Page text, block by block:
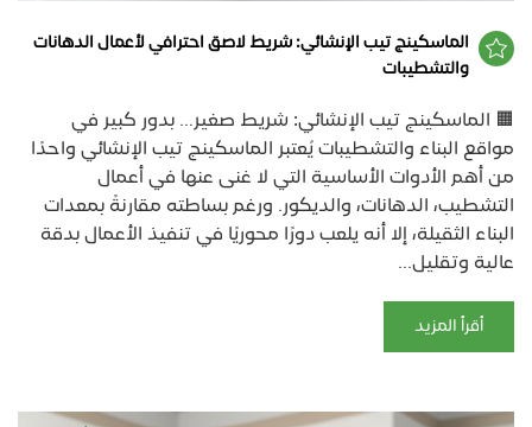
الماسكينج تيب الإنشائي: شريط لاصق احترافي لأعمال الدهانات
والتشطيبات
🟧 الماسكينج تيب الإنشائي: شريط صغير… بدور كبير في
مواقع البناء والتشطيبات يُعتبر الماسكينج تيب الإنشائي واحدًا
من أهم الأدوات الأساسية التي لا غنى عنها في أعمال
التشطيب، الدهانات، والديكور. ورغم بساطته مقارنةً بمعدات
البناء الثقيلة، إلا أنه يلعب دورًا محوريًا في تنفيذ الأعمال بدقة
عالية وتقليل...
أقرأ المزيد